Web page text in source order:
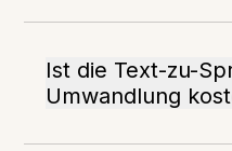
Ist die Text-zu-
Umwandlung